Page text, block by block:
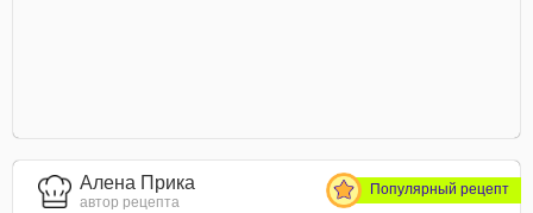
Алена Прика
автор рецепта
Популярный рецепт